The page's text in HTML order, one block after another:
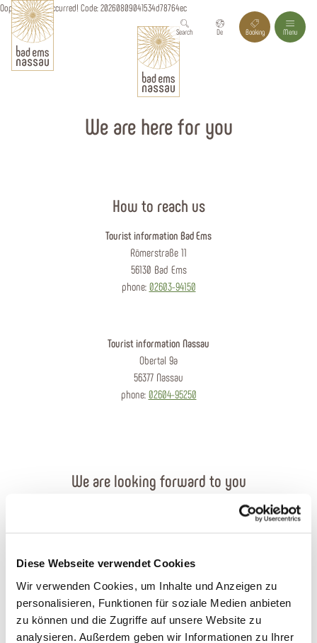
Diese Webseite verwendet Cookies
Wir verwenden Cookies, um Inhalte und Anzeigen zu
personalisieren, Funktionen für soziale Medien anbieten
zu können und die Zugriffe auf unsere Website zu
analysieren. Außerdem geben wir Informationen zu Ihrer
Search De Booking Menu
Oops, an error occurred! Code: 20260809041534d78764ec
We are here for you
How to reach us
Tourist information Bad Ems
Römerstraße 11
56130 Bad Ems
phone: 02603-94150
Tourist information Nassau
Obertal 9a
56377 Nassau
phone: 02604-95250
We are looking forward to you
Order brochures
Plan your journey